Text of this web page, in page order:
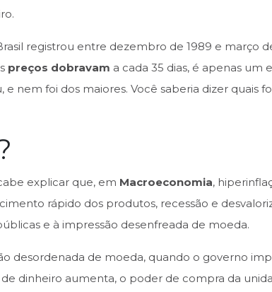
registrou entre dezembro de 1989 e março
preços dobravam a cada 35 dias, é apenas um
nem foi dos maiores. Você saberia dizer quais
explicar que, em Macroeconomia,
rápido dos produtos, recessão e
e à impressão desenfreada de moeda.
desordenada de moeda, quando o governo
dinheiro aumenta, o poder de compra da